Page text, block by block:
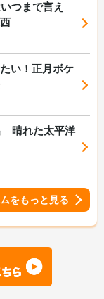
つまで言え
い！正月ボケ
晴れた太平洋
をもっと見る